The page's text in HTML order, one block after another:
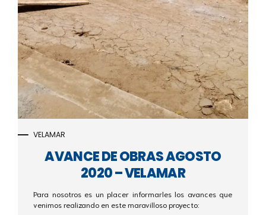
VELAMAR
AVANCE DE OBRAS AGOSTO
2020 – VELAMAR
Para nosotros es un placer informarles los avances que
venimos realizando en este maravilloso proyecto: